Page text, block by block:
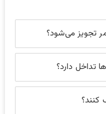
تجویز می‌شود؟
تداخل دارد؟
کنند؟